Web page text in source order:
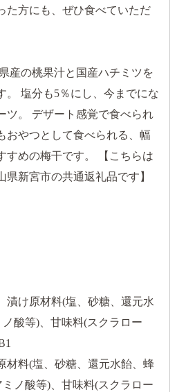
た方にも、ぜひ食べていただ
産の桃果汁と国産ハチミツを
。 塩分も5％にし、今までにな
ツ。 デザート感覚で食べられ
おやつとして食べられる、幅
すめの梅干です。 【こちらは
新宮市の共通返礼品です】
漬け原材料(塩、砂糖、還元水
酸等)、甘味料(スクラロー
材料(塩、砂糖、還元水飴、蜂
ノ酸等)、甘味料(スクラロー